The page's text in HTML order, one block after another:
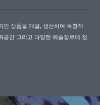
인 상품을 개발, 생산하여 독창적
공간 그리고 다양한 예술장르에 접